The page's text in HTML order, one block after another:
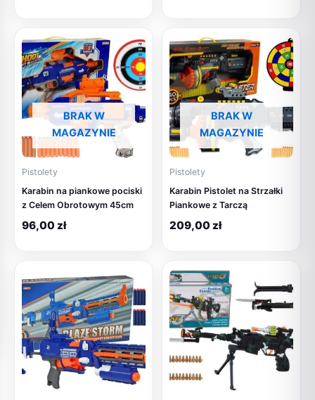
BRAK W
MAGAZYNIE
Pistolety
Karabin na piankowe pociski
z Celem Obrotowym 45cm
96,00 zł
BRAK W
MAGAZYNIE
Pistolety
Karabin Pistolet na Strzałki
Piankowe z Tarczą
209,00 zł